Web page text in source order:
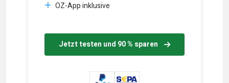
OZ-App inklusive
Jetzt testen und 90 % sparen